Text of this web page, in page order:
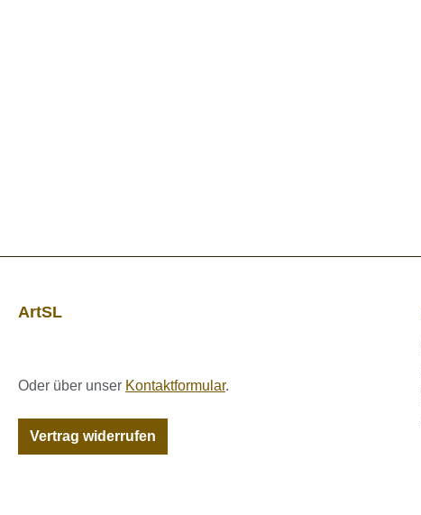
ArtSL
Oder über unser Kontaktformular.
Vertrag widerrufen